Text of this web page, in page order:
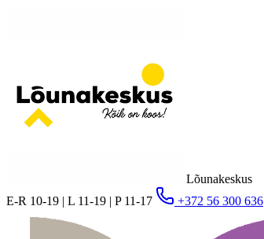
Lõunakeskus
E-R 10-19 | L 11-19 | P 11-17
+372 56 300 636